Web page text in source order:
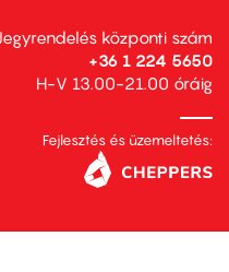
központi szám
+36 1 224 5650
H-V 13.00-21.00 óráig
Fejlesztés és üzemeltetés: